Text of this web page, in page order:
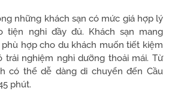
những khách sạn có mức giá hợp lý
tiện nghi đầy đủ. Khách sạn mang
hợp cho du khách muốn tiết kiệm
trải nghiệm nghỉ dưỡng thoải mái. Từ
có thể dễ dàng di chuyển đến Cầu
phút.